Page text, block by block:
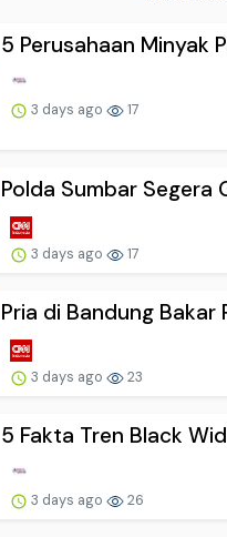
5 Perusahaan Minyak
3 days ago 17
Polda Sumbar Segera
3 days ago 17
Pria di Bandung Bakar
3 days ago 23
5 Fakta Tren Black
3 days ago 26